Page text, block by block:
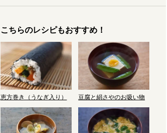
こちらのレシピもおすすめ！
恵方巻き（うなぎ入り） 豆腐と絹さやのお吸い物